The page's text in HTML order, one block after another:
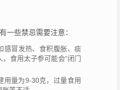
一些禁忌需要注意：
感冒发热、食积腹胀、痰
食用太子参可能会“闭门
用量为9-30克，过量食用